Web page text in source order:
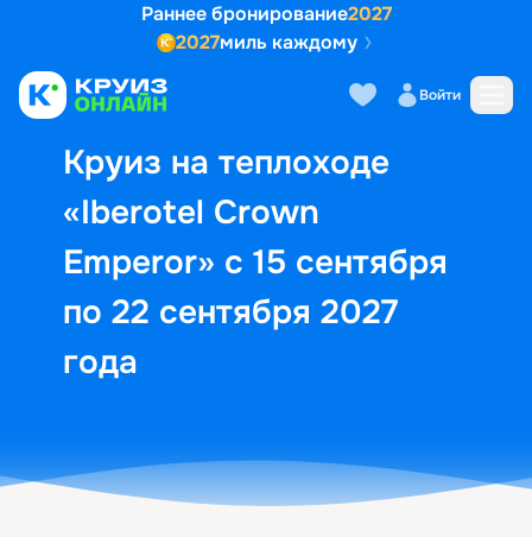
Раннее бронирование2027
2027миль каждому
Войти
Круиз на теплоходе
«Iberotel Crown
Emperor» с 15 сентября
по 22 сентября 2027
года
Выбор кают Маршрут и